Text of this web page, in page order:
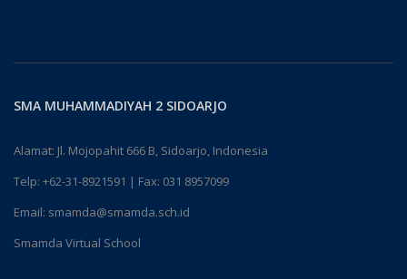
SMA MUHAMMADIYAH 2 SIDOARJO
Alamat: Jl. Mojopahit 666 B, Sidoarjo, Indonesia
Telp: +62-31-8921591 | Fax: 031 8957099
Email: smamda@smamda.sch.id
Smamda Virtual School